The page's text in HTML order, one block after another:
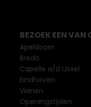
BEZOEK EEN VAN
Apeldoorn
Breda
Capelle a/d IJssel
Eindhoven
Vianen
Openingstijden